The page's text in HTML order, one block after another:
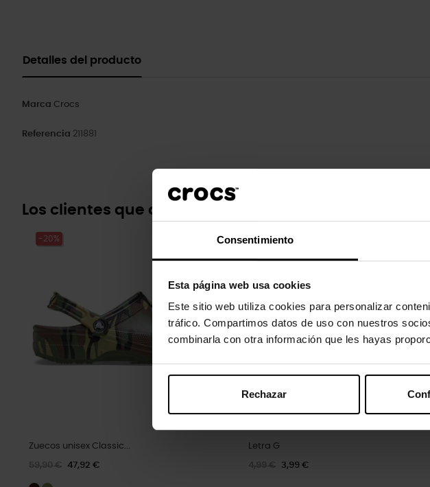
Consentimiento
Esta página web usa cookies
Este sitio web utiliza cookies para personalizar
tráfico. Compartimos datos de uso con nuestros
combinarla con otra información que les hayas
Rechazar
Detalles del producto
Marca Crocs
Referencia 211881
Los clientes que compraron este producto también
-20%
Zuecos unisex Classic...
59,90 € 47,92 €
-20%
Letra G
4,99 € 3,99 €